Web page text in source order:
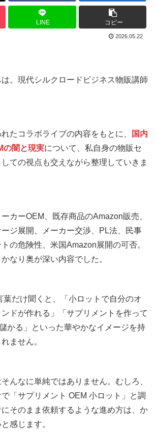
LINE コピー
2026.05.22
。現代シルクロードビジネス物販講師
たコラボライブの内容をもとに、
国内
の闇と現実について、私自身の物販セ
ての視点も交えながら整理していきま
カーOEM、既存商品のAmazon販売、
ジ展開、メーカー交渉、PL法、民事
の危険性、米国Amazon展開の可否。
なり奥が深い内容でした。
葉だけ聞くと、「小ロットで自分のオ
ドが作れる」「サプリメントを作って
かる」といった華やかなイメージを持
ません。
んなに単純ではありません。むしろ、
「サプリメント OEM 小ロット」と調
そのまま依頼するような進め方は、か
感じます。